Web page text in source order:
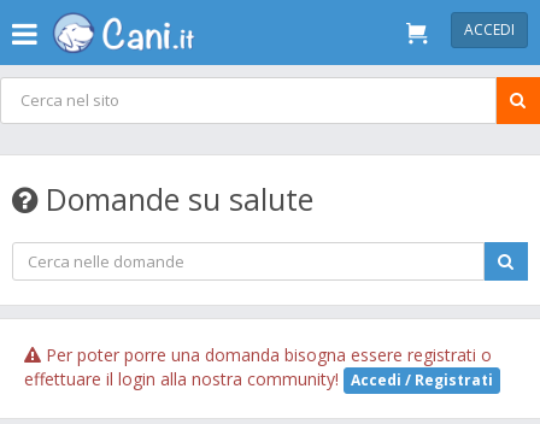
ACCEDI
Domande su salute
Per poter porre una domanda bisogna essere registrati o
effettuare il login alla nostra community!
Accedi / Registrati